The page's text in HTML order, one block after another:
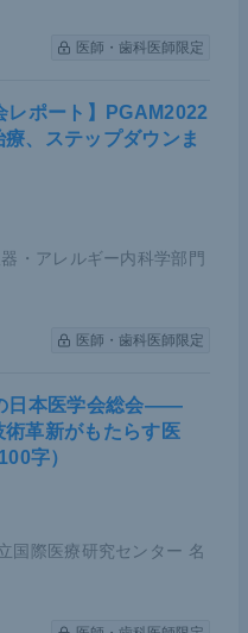
医師・歯科医師限定
レポート】PGAM2022
、ステップダウンま
・アレルギー内科学部門
医師・歯科医師限定
日本医学会総会――
術革新がもたらす医
字）
国際医療研究センター 名